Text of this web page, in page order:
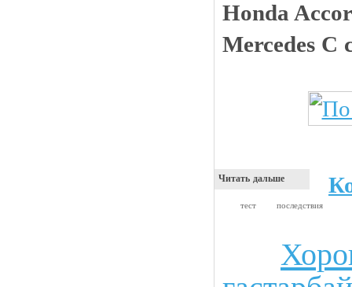
Honda
Mercedes C
Читать дальше
тест последствия